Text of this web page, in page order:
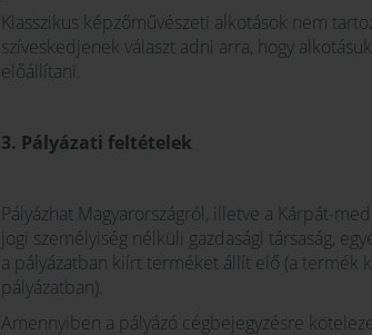
Klasszikus képzőművészeti alkotások nem
szíveskedjenek választ adni arra, hogy
előállítani.
3. Pályázati feltételek
Pályázhat Magyarországról, illetve a Kárpát-
jogi személyiség nélküli gazdasági társaság,
a pályázatban kiírt terméket állít elő (a
pályázatban).
Amennyiben a pályázó cégbejegyzésre